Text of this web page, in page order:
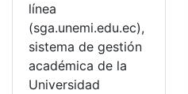
línea
(sga.unemi.edu.ec),
sistema de gestión
académica de la
Universidad